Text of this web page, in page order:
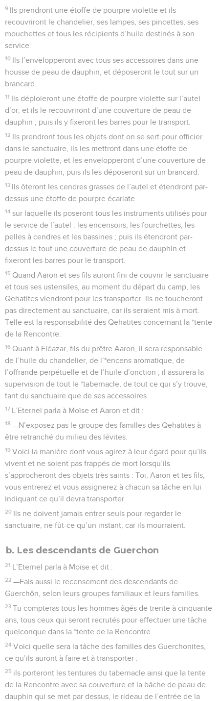
9 Ils prendront une étoffe de pourpre violette et ils
recouvriront le chandelier, ses lampes, ses pincettes, ses
mouchettes et tous les récipients d’huile destinés à son
service.
10 Ils l’envelopperont avec tous ses accessoires dans une
housse de peau de dauphin, et déposeront le tout sur un
brancard.
11 Ils déploieront une étoffe de pourpre violette sur l’autel
d’or, et ils le recouvriront d’une couverture de peau de
dauphin ; puis ils y fixeront les barres pour le transport.
12 Ils prendront tous les objets dont on se sert pour officier
dans le sanctuaire, ils les mettront dans une étoffe de
pourpre violette, et les envelopperont d’une couverture de
peau de dauphin, puis ils les déposeront sur un brancard.
13 Ils ôteront les cendres grasses de l’autel et étendront par-
dessus une étoffe de pourpre écarlate
14 sur laquelle ils poseront tous les instruments utilisés pour
le service de l’autel : les encensoirs, les fourchettes, les
pelles à cendres et les bassines ; puis ils étendront par-
dessus le tout une couverture de peau de dauphin et
fixeront les barres pour le transport.
15 Quand Aaron et ses fils auront fini de couvrir le sanctuaire
et tous ses ustensiles, au moment du départ du camp, les
Qehatites viendront pour les transporter. Ils ne toucheront
pas directement au sanctuaire, car ils seraient mis à mort.
Telle est la responsabilité des Qehatites concernant la *tente
de la Rencontre.
16 Quant à Eléazar, fils du prêtre Aaron, il sera responsable
de l’huile du chandelier, de l’*encens aromatique, de
l’offrande perpétuelle et de l’huile d’onction ; il assurera la
supervision de tout le *tabernacle, de tout ce qui s’y trouve,
tant du sanctuaire que de ses accessoires.
17 L’Eternel parla à Moïse et Aaron et dit :
18 —N’exposez pas le groupe des familles des Qehatites à
être retranché du milieu des lévites.
19 Voici la manière dont vous agirez à leur égard pour qu’ils
vivent et ne soient pas frappés de mort lorsqu’ils
s’approcheront des objets très saints : Toi, Aaron et tes fils,
vous entrerez et vous assignerez à chacun sa tâche en lui
indiquant ce qu’il devra transporter.
20 Ils ne doivent jamais entrer seuls pour regarder le
sanctuaire, ne fût-ce qu’un instant, car ils mourraient.
b. Les descendants de Guerchon
21 L’Eternel parla à Moïse et dit :
22 —Fais aussi le recensement des descendants de
Guerchôn, selon leurs groupes familiaux et leurs familles.
23 Tu compteras tous les hommes âgés de trente à cinquante
ans, tous ceux qui seront recrutés pour effectuer une tâche
quelconque dans la *tente de la Rencontre.
24 Voici quelle sera la tâche des familles des Guerchonites,
ce qu’ils auront à faire et à transporter :
25 ils porteront les tentures du tabernacle ainsi que la tente
de la Rencontre avec sa couverture et la bâche de peau de
dauphin qui se met par dessus, le rideau de l’entrée de la